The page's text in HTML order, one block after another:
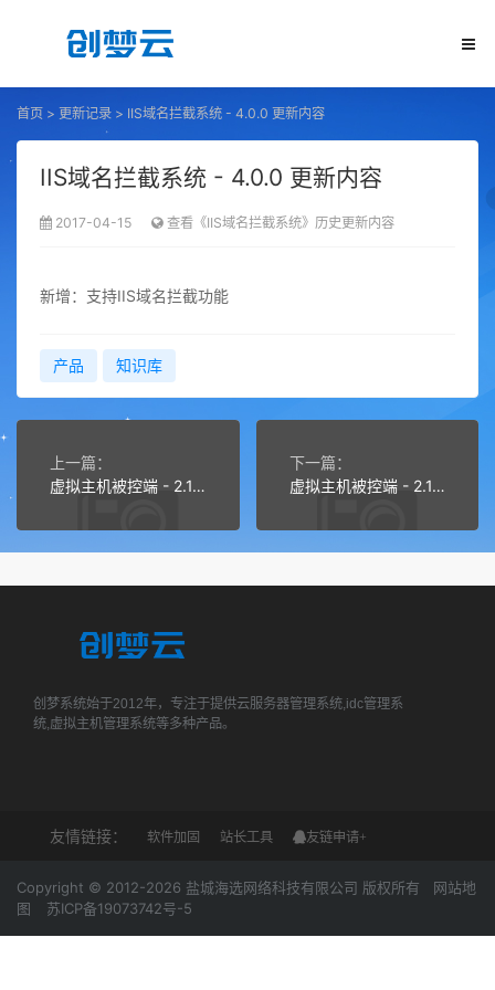
首页 > 更新记录 > IIS域名拦截系统 - 4.0.0 更新内容
IIS域名拦截系统 - 4.0.0 更新内容
2017-04-15 查看《IIS域名拦截系统》历史更新内容
新增：支持IIS域名拦截功能
产品 知识库
上一篇：
虚拟主机被控端 - 2.1.2 更新内容
下一篇：
虚拟主机被控端 - 2.1.3 更新内容
创梦系统始于2012年，专注于提供云服务器管理系统,idc管理系
统,虚拟主机管理系统等多种产品。
友情链接： 软件加固 站长工具 友链申请+
Copyright © 2012-2026 盐城海选网络科技有限公司 版权所有
网站地
图
苏ICP备19073742号-5